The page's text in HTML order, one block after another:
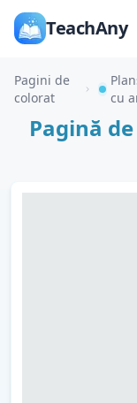
TeachAny
Pagini de
colorat
cu
Pagină